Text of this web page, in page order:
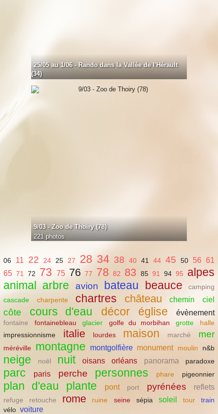
25/05 au 1/06 - Rando dans la Vallée de l'Hérault
(34)
9/03 - Zoo de Thoiry (78)
221 photos
06 11 22 24 25 27 28 34 38 40 41 44 45 50 56 61
65 71 72 73 75 76 77 78 82 83 85 91 94 95
alpes
animal arbre avion bateau beauce
camping
cascade
charpente chartres château chemin ciel
côte cours d'eau décor église évènement
fontaine fontainebleau glacier golfe du morbihan grotte
halle
impressionnisme
italie lourdes maison marché mer
méréville montagne montgolfière monument moulin n&b
neige noël nuit oisans orléans panorama paradoxe
parc paris perche personnes phare pigeonnier
plan d'eau plante pont port pyrénées reflets
refuge retouche rome ruine seine sépia soleil tour
train
vélo voiture